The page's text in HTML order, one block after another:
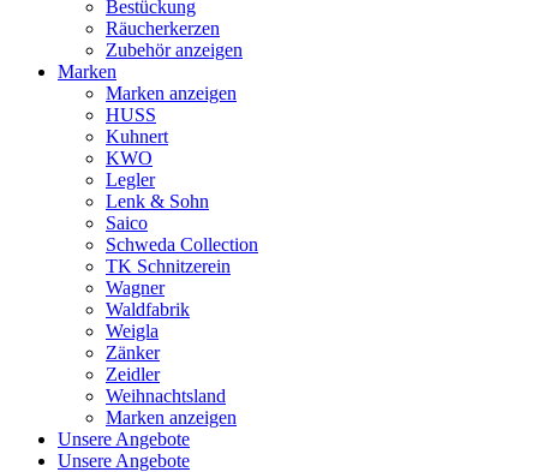
Bestückung
Räucherkerzen
Zubehör anzeigen
Marken
Marken anzeigen
HUSS
Kuhnert
KWO
Legler
Lenk & Sohn
Saico
Schweda Collection
TK Schnitzerein
Wagner
Waldfabrik
Weigla
Zänker
Zeidler
Weihnachtsland
Marken anzeigen
Unsere Angebote
Unsere Angebote